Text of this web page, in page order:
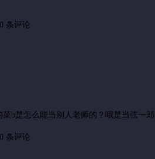
0 条评论
b是怎么能当别人老师的？哦是当弦一郎
0 条评论